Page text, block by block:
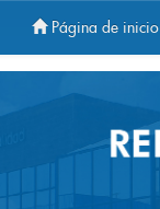
Página de inicio